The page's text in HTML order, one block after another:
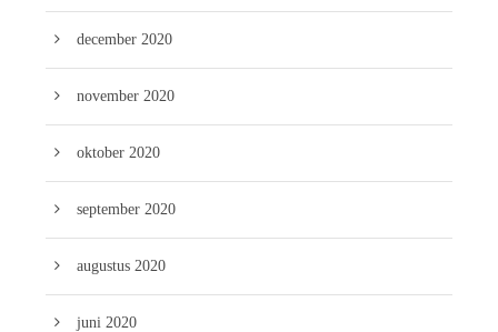
december 2020
november 2020
oktober 2020
september 2020
augustus 2020
juni 2020